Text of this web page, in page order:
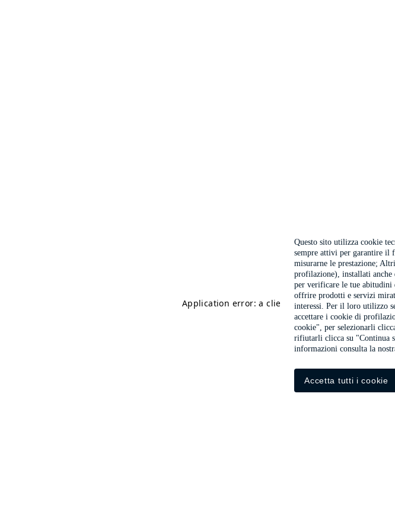
Application error: a client-side exception has
Questo sito utilizza cookie
sempre attivi per garantire il
misurarne le prestazione;
profilazione), installati anche
per verificare le tue
offrire prodotti e servizi
interessi. Per il loro utilizzo
accettare i cookie di
cookie", per selezionarli
rifiutarli clicca su "Continua
informazioni consulta la
Accetta tutti i cookie